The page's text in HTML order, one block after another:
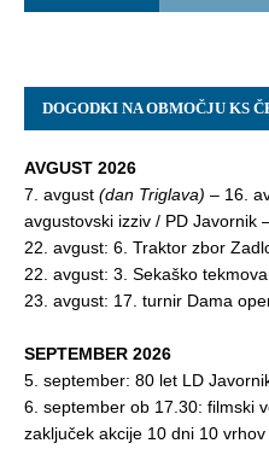
DOGODKI NA OBMOČJU KS
AVGUST 2026
7. avgust (dan Triglava) – 16.
avgustovski izziv / PD Javornik
22. avgust: 6. Traktor zbor
22. avgust: 3. Sekaško
23. avgust: 17. turnir Dama
SEPTEMBER 2026
5. september: 80 let LD
6. september ob 17.30: filmski
zaključek akcije 10 dni 10